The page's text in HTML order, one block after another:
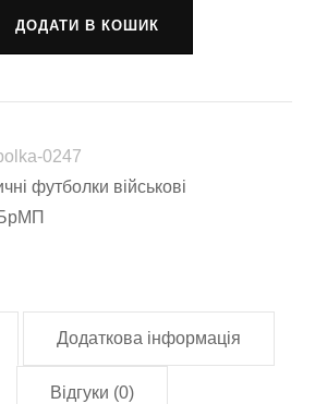
ДОДАТИ В КОШИК
0247
футболки військові
Додаткова інформація
Відгуки (0)